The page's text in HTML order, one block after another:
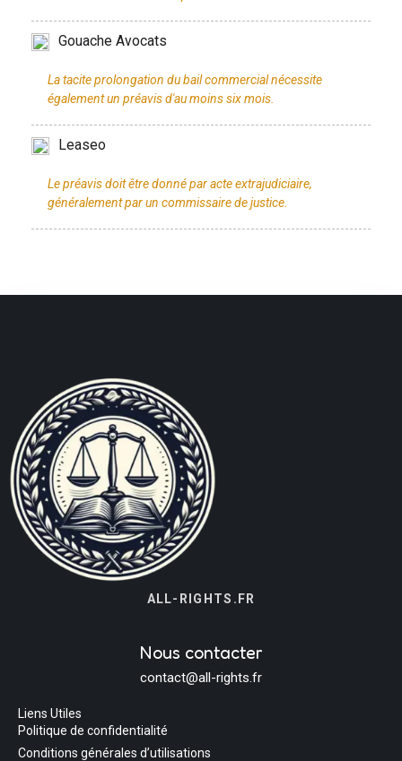
Gouache Avocats
La tacite prolongation du bail commercial nécessite
Leaseo
Le préavis doit être donné par acte extrajudiciaire,
ALL-RIGHTS.FR
Nous contacter
contact@all-rights.fr
Liens Utiles
Politique de confidentialité
Conditions générales d’utilisations